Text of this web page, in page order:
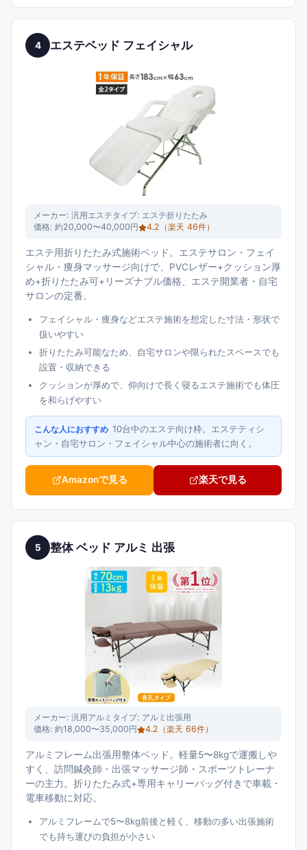
4 エステベッド フェイシャル
メーカー: 汎用エステタイプ: エステ折りたたみ
価格: 約20,000〜40,000円 4.2 （楽天 46件）
エステ用折りたたみ式施術ベッド。エステサロン・フェイ
シャル・痩身マッサージ向けで、PVCレザー+クッション厚
め+折りたたみ可+リーズナブル価格、エステ開業者・自宅
サロンの定番。
フェイシャル・痩身などエステ施術を想定した寸法・形状で
扱いやすい
折りたたみ可能なため、自宅サロンや限られたスペースでも
設置・収納できる
クッションが厚めで、仰向けで長く寝るエステ施術でも体圧
を和らげやすい
こんな人におすすめ 10台中のエステ向け枠。エステティシ
ャン・自宅サロン・フェイシャル中心の施術者に向く。
Amazonで見る 楽天で見る
5 整体 ベッド アルミ 出張
メーカー: 汎用アルミ タイプ: アルミ出張用
価格: 約18,000〜35,000円 4.2 （楽天 66件）
アルミフレーム出張用整体ベッド。軽量5〜8kgで運搬しや
すく、訪問鍼灸師・出張マッサージ師・スポーツトレーナ
ーの主力。折りたたみ式+専用キャリーバッグ付きで車載・
電車移動に対応。
アルミフレームで5〜8kg前後と軽く、移動の多い出張施術
でも持ち運びの負担が小さい